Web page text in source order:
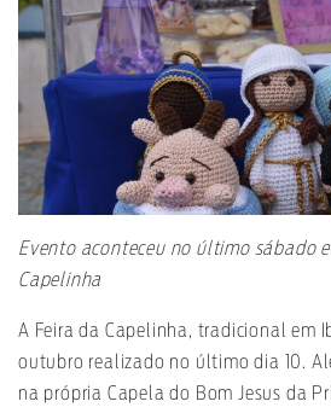
Evento aconteceu no último sábado
Capelinha
A Feira da Capelinha, tradicional em
outubro realizado no último dia 10.
na própria Capela do Bom Jesus da